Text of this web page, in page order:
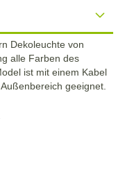
Dekoleuchte von
alle Farben des
ist mit einem Kabel
geeignet.